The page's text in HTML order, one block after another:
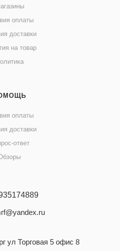
оплаты
доставки
на товар
оплаты
доставки
ответ
ул Торговая 5 офис 8